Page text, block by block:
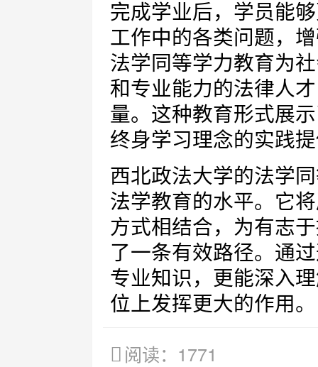
完成学业后，学员能
工作中的各类问题，
法学同等学力教育为
和专业能力的法律人
量。这种教育形式展
终身学习理念的实践
西北政法大学的法学
法学教育的水平。它
方式相结合，为有志
了一条有效路径。通
专业知识，更能深入
位上发挥更大的作用。
阅读：1771